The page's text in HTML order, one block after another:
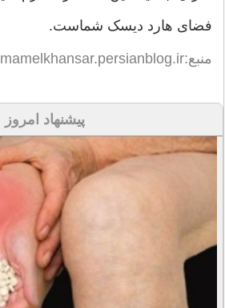
فضای هارد دیسک شماست.
منبع:systemamelkhansar.persianblog.ir
پیشنهاد امروز